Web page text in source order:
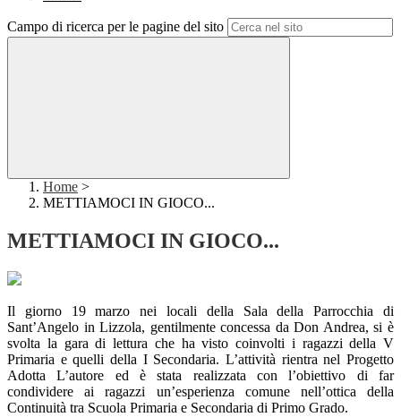
Campo di ricerca per le pagine del sito
Home >
METTIAMOCI IN GIOCO...
METTIAMOCI IN GIOCO...
Il giorno 19 marzo nei locali della Sala della Parrocchia di
Sant’Angelo in Lizzola, gentilmente concessa da Don Andrea, si è
svolta la gara di lettura che ha visto coinvolti i ragazzi della V
Primaria e quelli della I Secondaria. L’attività rientra nel Progetto
Adotta L’autore ed è stata realizzata con l’obiettivo di far
condividere ai ragazzi un’esperienza comune nell’ottica della
Continuità tra Scuola Primaria e Secondaria di Primo Grado.